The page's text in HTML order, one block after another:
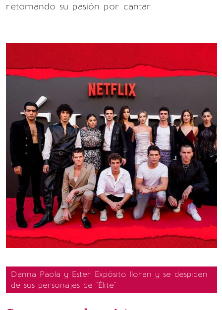
retomando su pasión por cantar.
Danna Paola y Ester Expósito lloran y se despiden
de sus personajes de "Élite"